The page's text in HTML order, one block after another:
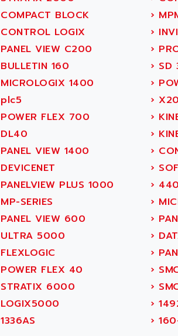
PANEL
OPERATOR PANEL
APRIL 2000
APRIL 7000
SMC50
SMC600
SMC25 et SMC 35
SMC 50 / SMC 600
SMC 600
ABASK
ABB
ABB AS ROBOTIC
ABB REPAIR DEPT
ABB ROBOTICS
ABC VISION
ABD
ABG
ABL
ABL SURSUM
ABLE SYSTEMS
ABLIC
ABOUTBATTERIE
ABRACON
ABS COMPUTERS
ABS SYSTEM
ABSOCODER
ABUS
ABUS ELECTRONIC
COMPACT BLOCK ›
CONTROL LOGIX ›
PANEL VIEW C200 ›
BULLETIN 160 › SD
MICROLOGIX 1400 ›
plc5 ›
POWER FLEX 700 ›
DL40 ›
PANEL VIEW 1400 ›
DEVICENET ›
PANELVIEW PLUS 1000 ›
MP-SERIES ›
PANEL VIEW 600 ›
ULTRA 5000 ›
FLEXLOGIC ›
POWER FLEX 40 ›
STRATIX 6000 ›
LOGIX5000 ›
1336AS ›